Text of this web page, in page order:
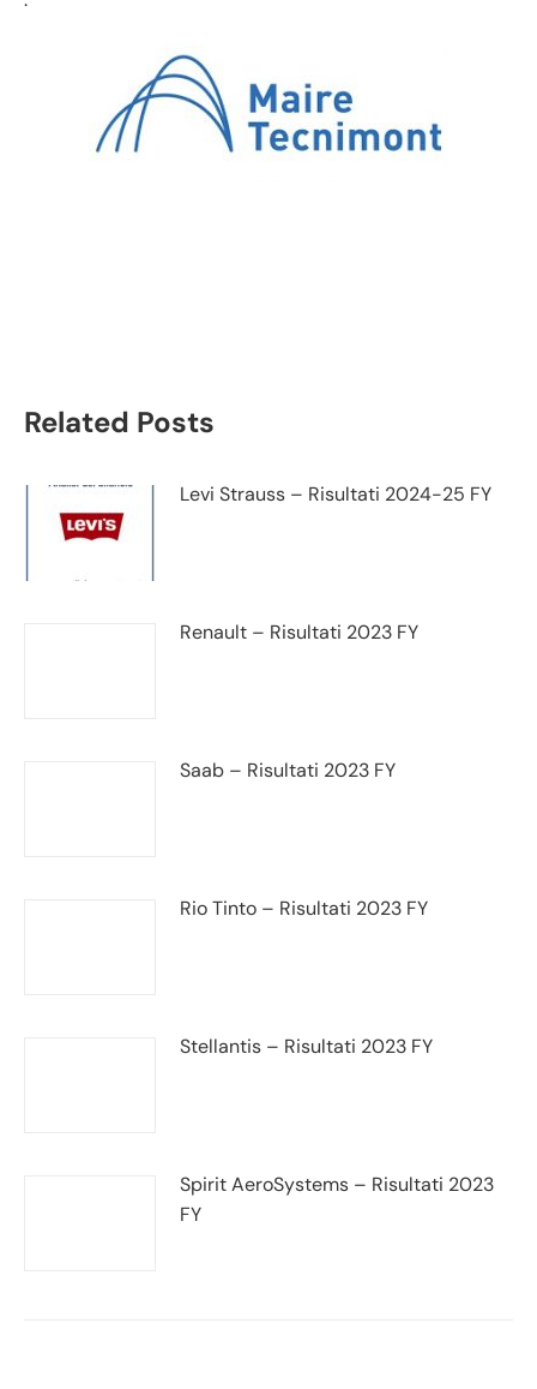
Related Posts
Levi Strauss – Risultati 2024-25 FY
Renault – Risultati 2023 FY
Saab – Risultati 2023 FY
Rio Tinto – Risultati 2023 FY
Stellantis – Risultati 2023 FY
Spirit AeroSystems – Risultati 2023
FY